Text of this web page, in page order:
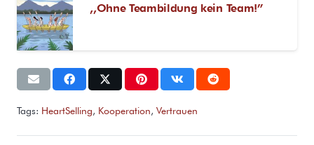
,,Ohne Teambildung kein Team!”
Tags: HeartSelling, Kooperation, Vertrauen